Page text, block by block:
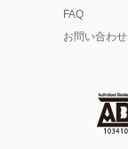
FAQ
お問い合わせ